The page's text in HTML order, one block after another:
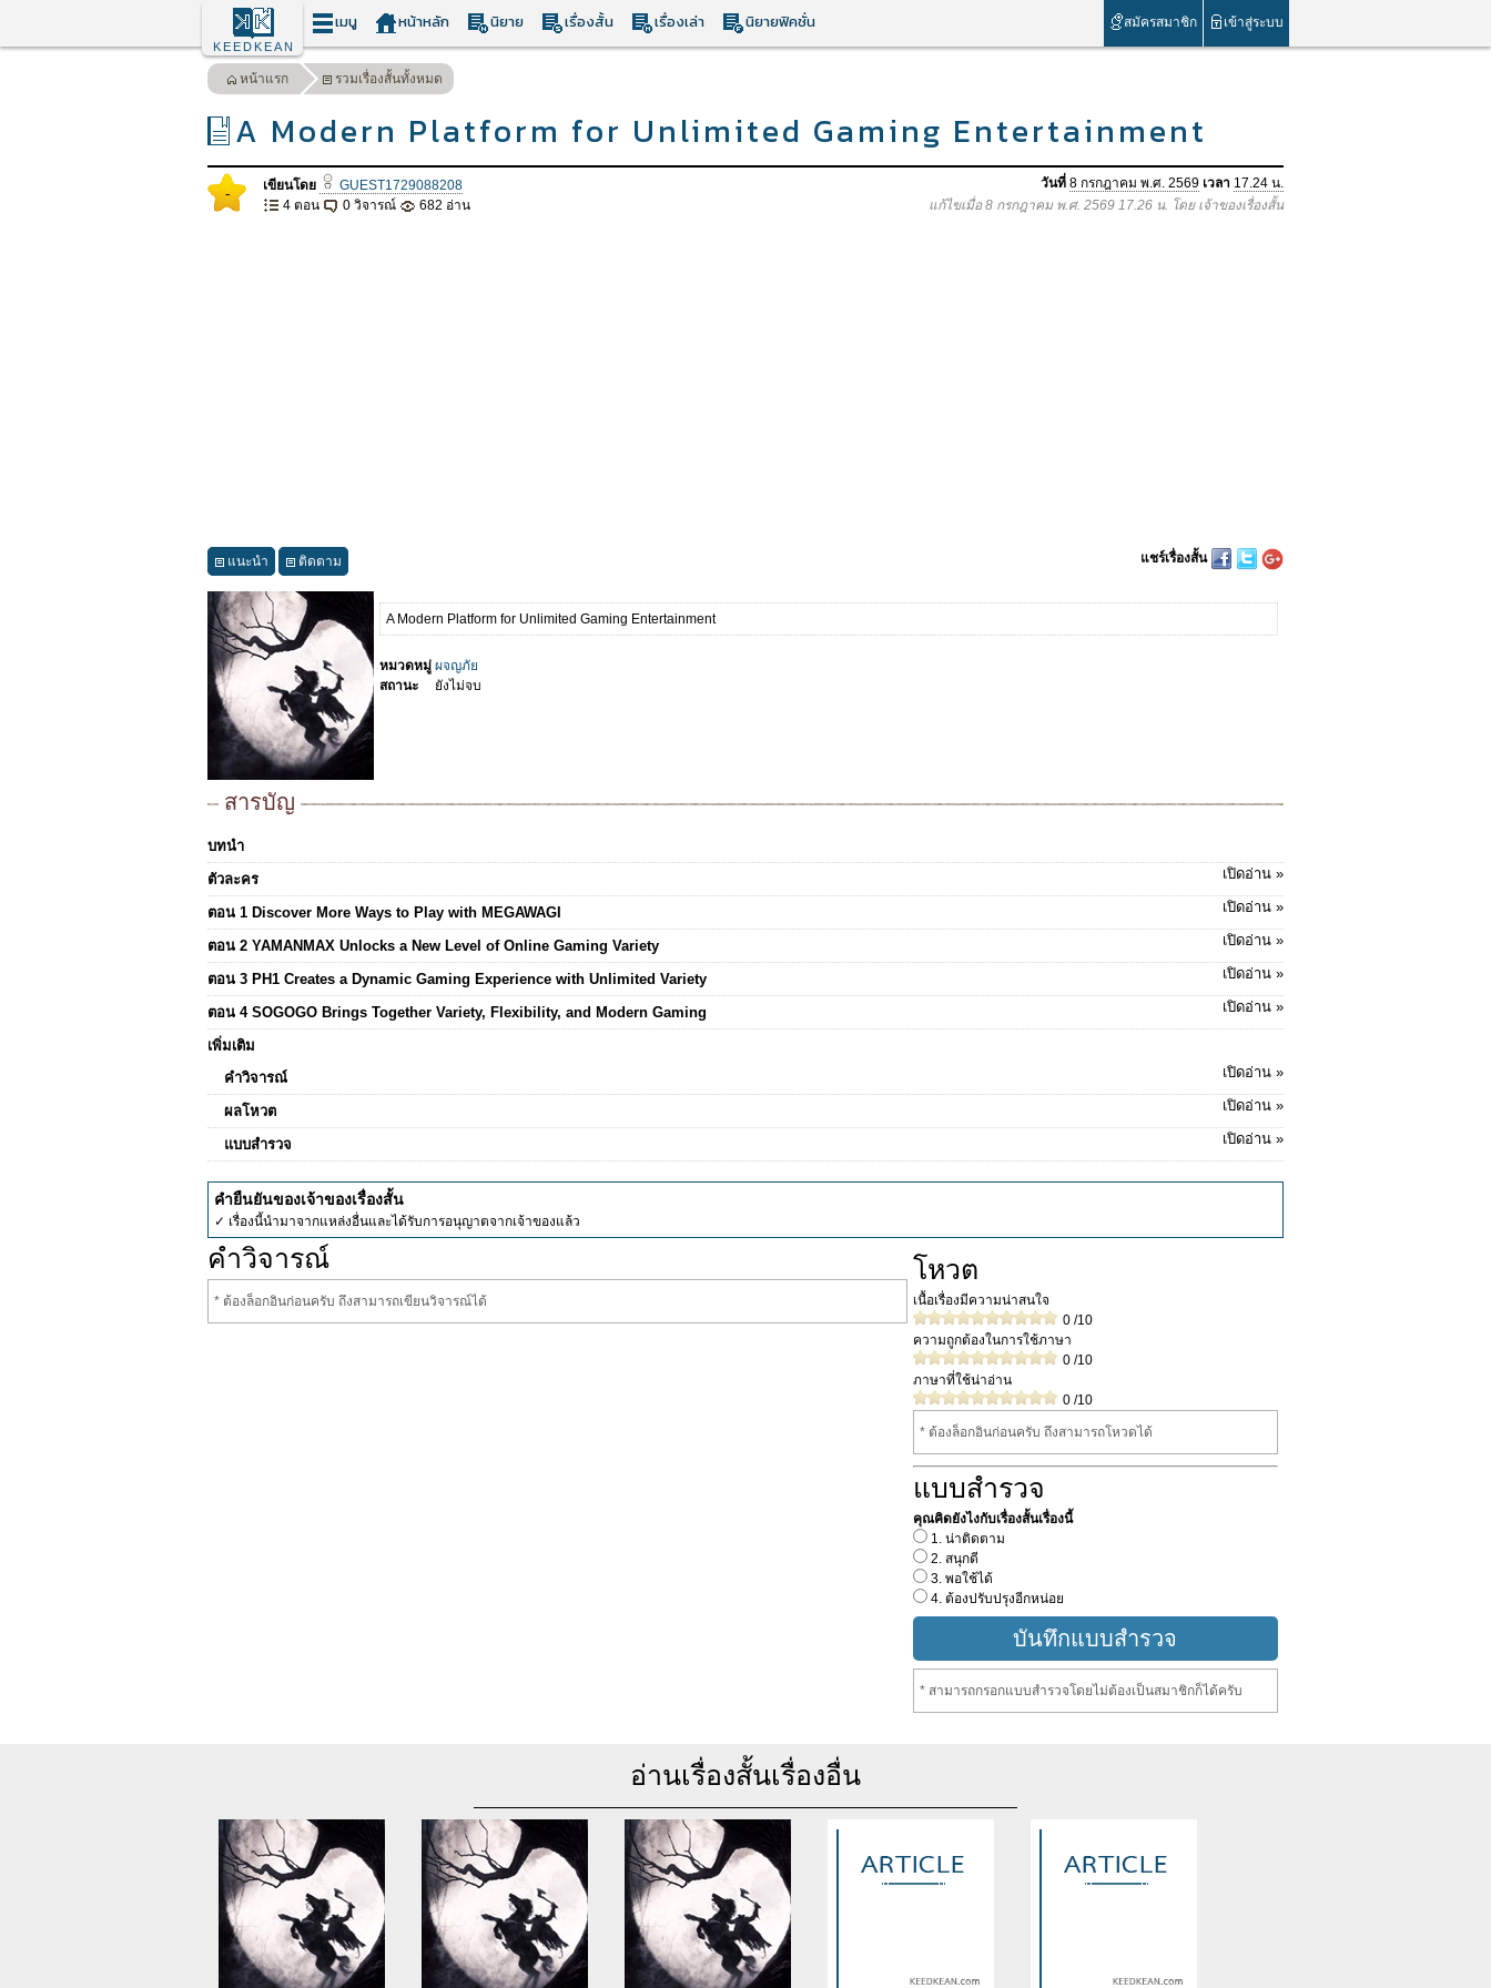
KEEDKEAN
เมนู หน้าหลัก นิยาย เรื่องสั้น เรื่องเล่า นิยายฟิคชั่น สมัครสมาชิก เข้าสู่ระบบ
หน้าแรก รวมเรื่องสั้นทั้งหมด
A Modern Platform for Unlimited Gaming Entertainment
- เขียนโดย GUEST1729088208 วันที่ 8 กรกฎาคม พ.ศ. 2569 เวลา 17.24 น.
4 ตอน
0 วิจารณ์ 682 อ่าน แก้ไขเมื่อ 8 กรกฎาคม พ.ศ. 2569 17.26 น. โดย เจ้าของเรื่องสั้น
แนะนำ ติดตาม แชร์เรื่องสั้น
A Modern Platform for Unlimited Gaming Entertainment
หมวดหมู่ ผจญภัย
สถานะ
ยังไม่จบ
สารบัญ
บทนำ
ตัวละคร
เปิดอ่าน »
ตอน 1 Discover More Ways to Play with MEGAWAGI เปิดอ่าน »
ตอน 2 YAMANMAX Unlocks a New Level of Online Gaming Variety เปิดอ่าน »
ตอน 3 PH1 Creates a Dynamic Gaming Experience with Unlimited Variety เปิดอ่าน »
ตอน 4 SOGOGO Brings Together Variety, Flexibility, and Modern Gaming เปิดอ่าน »
เพิ่มเติม
คำวิจารณ์
เปิดอ่าน »
ผลโหวต เปิดอ่าน »
แบบสำรวจ เปิดอ่าน »
คำยืนยันของเจ้าของเรื่องสั้น
✓ เรื่องนี้นำมาจากแหล่งอื่นและได้รับการอนุญาตจากเจ้าของแล้ว
คำวิจารณ์
* ต้องล็อกอินก่อนครับ ถึงสามารถเขียนวิจารณ์ได้
โหวต
เนื้อเรื่องมีความน่าสนใจ
0/10
ความถูกต้องในการใช้ภาษา
0/10
ภาษาที่ใช้น่าอ่าน
0/10
* ต้องล็อกอินก่อนครับ ถึงสามารถโหวดได้
แบบสำรวจ
คุณคิดยังไงกับเรื่องสั้นเรื่องนี้
1. น่าติดตาม
2. สนุกดี
3. พอใช้ได้
4. ต้องปรับปรุงอีกหน่อย
* สามารถกรอกแบบสำรวจโดยไม่ต้องเป็นสมาชิกก็ได้ครับ
อ่านเรื่องสั้นเรื่องอื่น